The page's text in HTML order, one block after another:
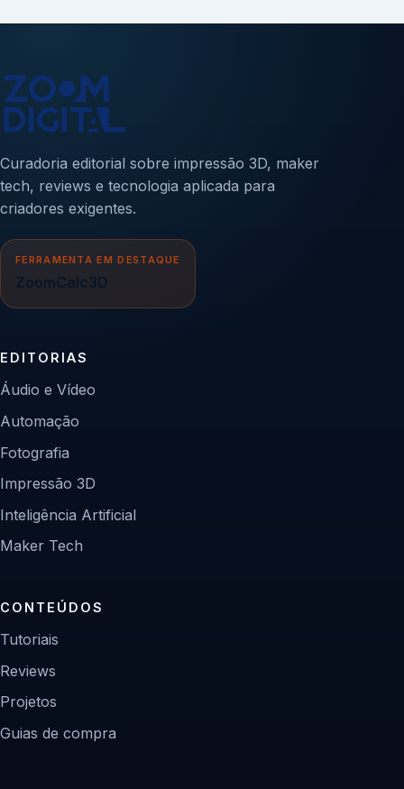
Curadoria editorial sobre impressão 3D, maker
tech, reviews e tecnologia aplicada para
criadores exigentes.
FERRAMENTA EM DESTAQUE
ZoomCalc3D
EDITORIAS
Áudio e Vídeo
Automação
Fotografia
Impressão 3D
Inteligência Artificial
Maker Tech
CONTEÚDOS
Tutoriais
Reviews
Projetos
Guias de compra